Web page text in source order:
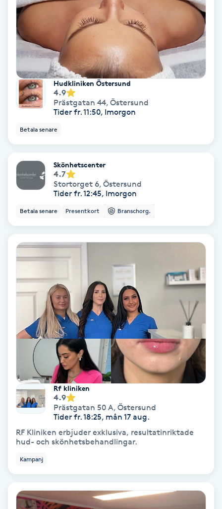
Olaplexbehandling
Ombre
Ombre brows
Ombre naglar
Ortobionomi
Ortopedi
Paraffinbehandling
Pensionärklippning
Permanent
Permanent hårborttagning
Permanent ögonbrynsmakeup
Personal shopper
Personlig tränare
Picolaser
Piercing
Hudkliniken Östersund
4.9
Prästgatan 44, Östersund
Tider fr. 11:50, Imorgon
Betala senare
Skönhetscenter
4.7
Stortorget 6, Östersund
Tider fr. 12:45, Imorgon
Betala senare Presentkort Branschorg.
Rf kliniken
4.9
Prästgatan 50 A, Östersund
Tider fr. 18:25, mån 17 aug.
RF Kliniken erbjuder exklusiva, resultatinriktade
hud- och skönhetsbehandlingar.
Kampanj